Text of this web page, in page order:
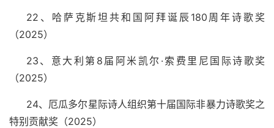
22 、哈萨克斯坦共和国阿拜诞辰 180 周年诗歌奖
（2025）
23 、意大利第 8 届阿米凯尔·索费里尼国际诗歌奖
（2025）
24、厄瓜多尔星际诗人组织第十届国际非暴力诗歌奖之
特别贡献奖（2025）